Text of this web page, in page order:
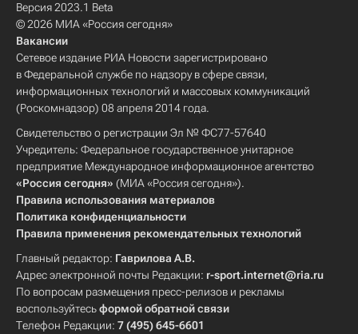
Версия 2023.1 Beta
© 2026 МИА «Россия сегодня»
Вакансии
Сетевое издание РИА Новости зарегистрировано
в Федеральной службе по надзору в сфере связи,
информационных технологий и массовых коммуникаций
(Роскомнадзор) 08 апреля 2014 года.
Свидетельство о регистрации Эл № ФС77-57640
Учредитель: Федеральное государственное унитарное
предприятие Международное информационное агентство
«Россия сегодня» (МИА «Россия сегодня»).
Правила использования материалов
Политика конфиденциальности
Правила применения рекомендательных технологий
Главный редактор: Гаврилова А.В.
Адрес электронной почты Редакции: r-sport.internet@ria.ru
По вопросам размещения пресс-релизов и рекламы
воспользуйтесьформой обратной связи
Телефон Редакции: 7 (495) 645-6601